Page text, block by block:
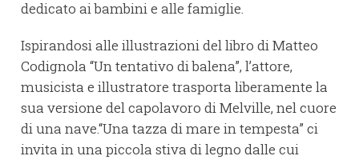
dedicato ai bambini e alle famiglie.
Ispirandosi alle illustrazioni del libro di Matteo
Codignola “Un tentativo di balena”, l’attore,
musicista e illustratore trasporta liberamente la
sua versione del capolavoro di Melville, nel cuore
di una nave.“Una tazza di mare in tempesta” ci
invita in una piccola stiva di legno dalle cui